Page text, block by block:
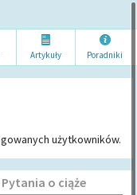
Artykuły Poradniki
użytkowników.
Pytania o ciąże